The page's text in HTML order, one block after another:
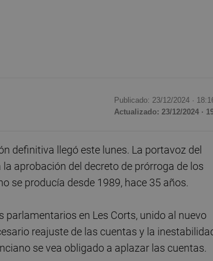
Publicado: 23/12/2024 ·
Actualizado: 23/12/2024 ·
definitiva llegó este lunes. La portavoz del
aprobación del decreto de prórroga de los
se producía desde 1989, hace 35 años.
parlamentarios en Les Corts, unido al nuevo
reajuste de las cuentas y la
se vea obligado a aplazar las cuentas.